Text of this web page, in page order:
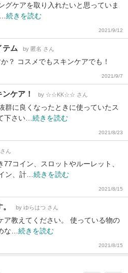
グケアを取り入れたいと思っていま
続きを読む
2021/9/12
テム by 匿名 さん
？ コスメでもスキンケアでも！
2021/9/7
ケア！ by ☆☆KK☆☆ さん
群に良くなったときに使っていたス
下さい… 続きを読む
2021/8/23
ん
コイン、スロットやルーレット、
ン、計… 続きを読む
2021/8/15
by ゆらはつ さん
ア教えてください。 使っている物の
な… 続きを読む
2021/8/15